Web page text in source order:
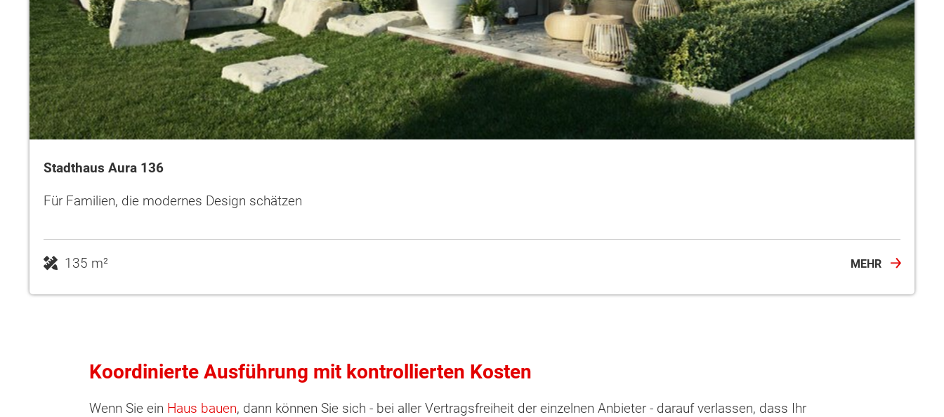
Stadthaus Aura 136
Für Familien, die modernes Design schätzen
135 m² MEHR
Koordinierte Ausführung mit kontrollierten Kosten
Wenn Sie ein Haus bauen, dann können Sie sich - bei aller Vertragsfreiheit der einzelnen Anbieter - darauf verlassen, dass Ihr
Wonach möchten Sie suchen?